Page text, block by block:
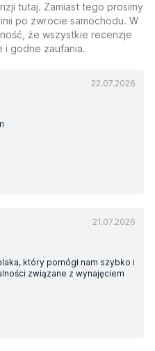
tutaj. Zamiast tego prosimy
po zwrocie samochodu. W
że wszystkie recenzje
i godne zaufania.
22.07.2026
21.07.2026
który pomógł nam szybko i
związane z wynajęciem